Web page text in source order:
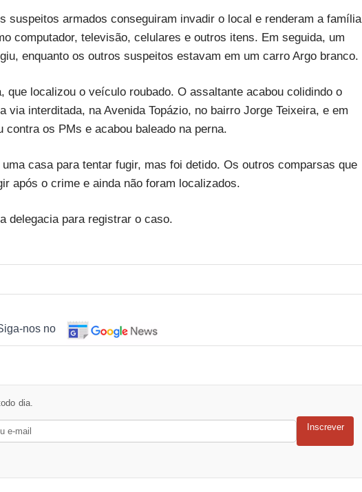
suspeitos armados conseguiram invadir o local e renderam a família
computador, televisão, celulares e outros itens. Em seguida, um
enquanto os outros suspeitos estavam em um carro Argo branco.
localizou o veículo roubado. O assaltante acabou colidindo o
via interditada, na Avenida Topázio, no bairro Jorge Teixeira, e em
os PMs e acabou baleado na perna.
casa para tentar fugir, mas foi detido. Os outros comparsas que
após o crime e ainda não foram localizados.
delegacia para registrar o caso.
nos no
dia.
Inscrever